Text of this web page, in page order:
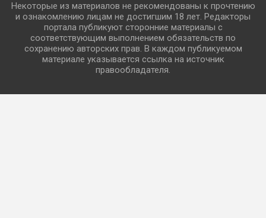
Некоторые из материалов не рекомендованы к прочтению
и ознакомлению лицам не достигшим 18 лет. Редакторы
портала публикуют сторонние материалы с
соответствующим выполнением обязательств по
сохранению авторских прав. В каждом публикуемом
материале указывается ссылка на источник
правообладателя.